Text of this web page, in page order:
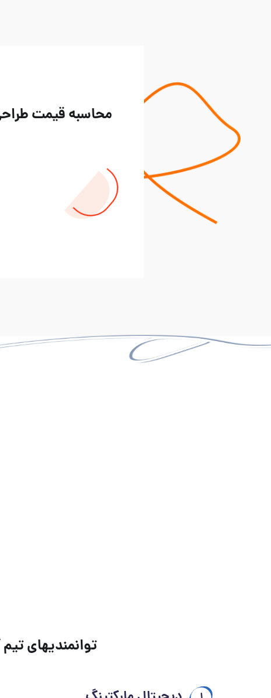
محاسبه قیمت طراحی
توانمندیهای